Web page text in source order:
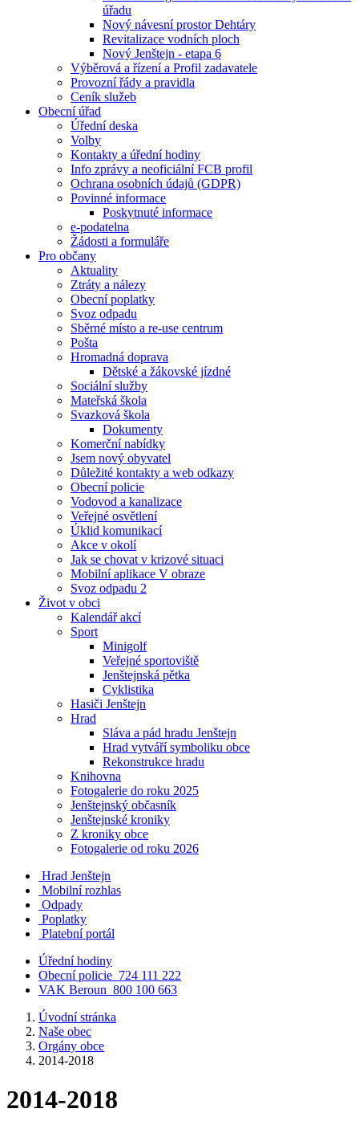
úřadu
Nový návesní prostor Dehtáry
Revitalizace vodních ploch
Nový Jenštejn - etapa 6
Výběrová a řízení a Profil zadavatele
Provozní řády a pravidla
Ceník služeb
Obecní úřad
Úřední deska
Volby
Kontakty a úřední hodiny
Info zprávy a neoficiální FCB profil
Ochrana osobních údajů (GDPR)
Povinné informace
Poskytnuté informace
e-podatelna
Žádosti a formuláře
Pro občany
Aktuality
Ztráty a nálezy
Obecní poplatky
Svoz odpadu
Sběrné místo a re-use centrum
Pošta
Hromadná doprava
Dětské a žákovské jízdné
Sociální služby
Mateřská škola
Svazková škola
Dokumenty
Komerční nabídky
Jsem nový obyvatel
Důležité kontakty a web odkazy
Obecní policie
Vodovod a kanalizace
Veřejné osvětlení
Úklid komunikací
Akce v okolí
Jak se chovat v krizové situaci
Mobilní aplikace V obraze
Svoz odpadu 2
Život v obci
Kalendář akcí
Sport
Minigolf
Veřejné sportoviště
Jenštejnská pětka
Cyklistika
Hasiči Jenštejn
Hrad
Sláva a pád hradu Jenštejn
Hrad vytváří symboliku obce
Rekonstrukce hradu
Knihovna
Fotogalerie do roku 2025
Jenštejnský občasník
Jenštejnské kroniky
Z kroniky obce
Fotogalerie od roku 2026
Hrad Jenštejn
Mobilní rozhlas
Odpady
Poplatky
Platební portál
Úřední hodiny
Obecní policie 724 111 222
VAK Beroun 800 100 663
Úvodní stránka
Naše obec
Orgány obce
2014-2018
2014-2018